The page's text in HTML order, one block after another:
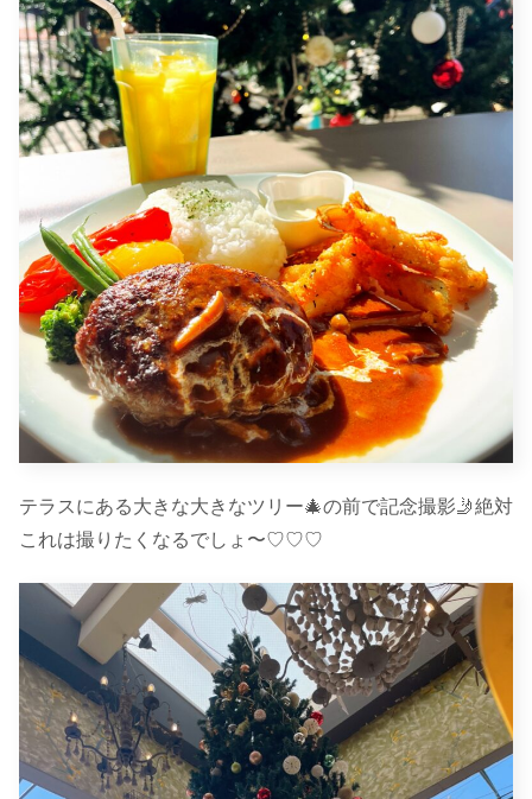
テラスにある大きな大きなツリー🎄の前で記念撮影🤳絶対
これは撮りたくなるでしょ〜♡♡♡